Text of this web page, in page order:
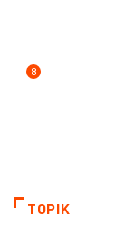
8
TOPIK